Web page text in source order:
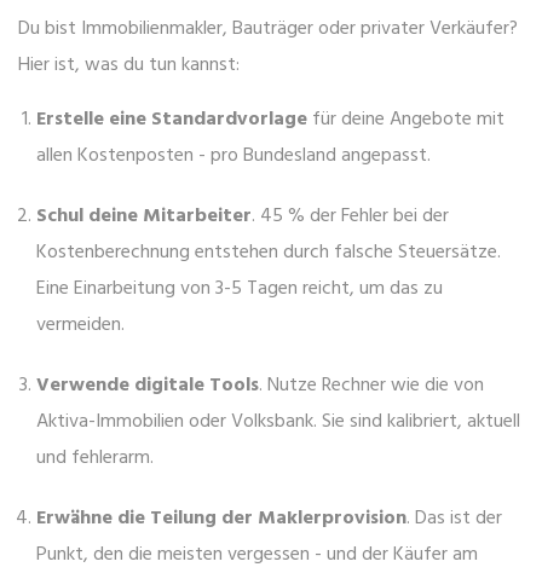
Du bist Immobilienmakler, Bauträger oder privater Verkäufer?
Hier ist, was du tun kannst:
Erstelle eine Standardvorlagefür deine Angebote mit
allen Kostenposten - pro Bundesland angepasst.
Schul deine Mitarbeiter. 45 % der Fehler bei der
Kostenberechnung entstehen durch falsche Steuersätze.
Eine Einarbeitung von 3-5 Tagen reicht, um das zu
vermeiden.
Verwende digitale Tools. Nutze Rechner wie die von
Aktiva-Immobilien oder Volksbank. Sie sind kalibriert, aktuell
und fehlerarm.
Erwähne die Teilung der Maklerprovision. Das ist der
Punkt, den die meisten vergessen - und der Käufer am